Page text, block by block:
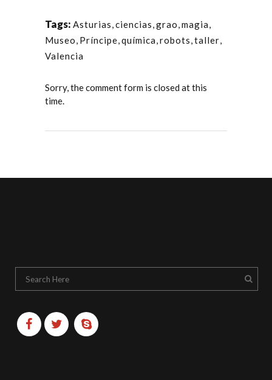
Tags: Asturias,ciencias,grao,magia,
Museo, Príncipe,química,robots,taller,
Valencia
Sorry, the comment form is closed at this
time.